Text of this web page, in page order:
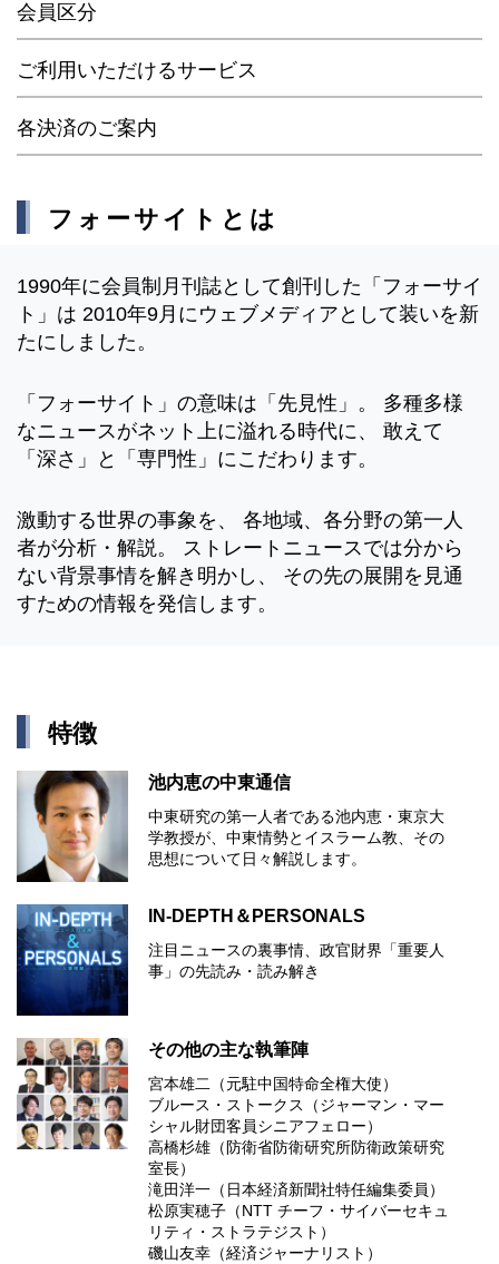
会員区分
ご利用いただけるサービス
各決済のご案内
フォーサイトとは
1990年に会員制月刊誌として創刊した「フォーサイ
ト」は 2010年9月にウェブメディアとして装いを新
たにしました。
「フォーサイト」の意味は「先見性」。 多種多様
なニュースがネット上に溢れる時代に、 敢えて
「深さ」と「専門性」にこだわります。
激動する世界の事象を、 各地域、各分野の第一人
者が分析・解説。 ストレートニュースでは分から
ない背景事情を解き明かし、 その先の展開を見通
すための情報を発信します。
特徴
池内恵の中東通信
中東研究の第⼀⼈者である池内恵・東京⼤
学教授が、中東情勢とイスラーム教、その
思想について⽇々解説します。
IN-DEPTH＆PERSONALS
注目ニュースの裏事情、政官財界「重要人
事」の先読み・読み解き
その他の主な執筆陣
宮本雄二（元駐中国特命全権大使）
ブルース・ストークス（ジャーマン・マー
シャル財団客員シニアフェロー）
高橋杉雄（防衛省防衛研究所防衛政策研究
室長）
滝田洋一（日本経済新聞社特任編集委員）
松原実穂子（NTT チーフ・サイバーセキュ
リティ・ストラテジスト）
磯山友幸（経済ジャーナリスト）